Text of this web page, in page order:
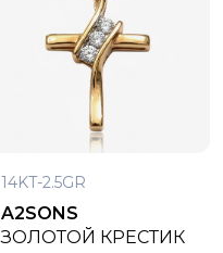
14KT-2.5GR
A2SONS
ЗОЛОТОЙ КРЕСТИК